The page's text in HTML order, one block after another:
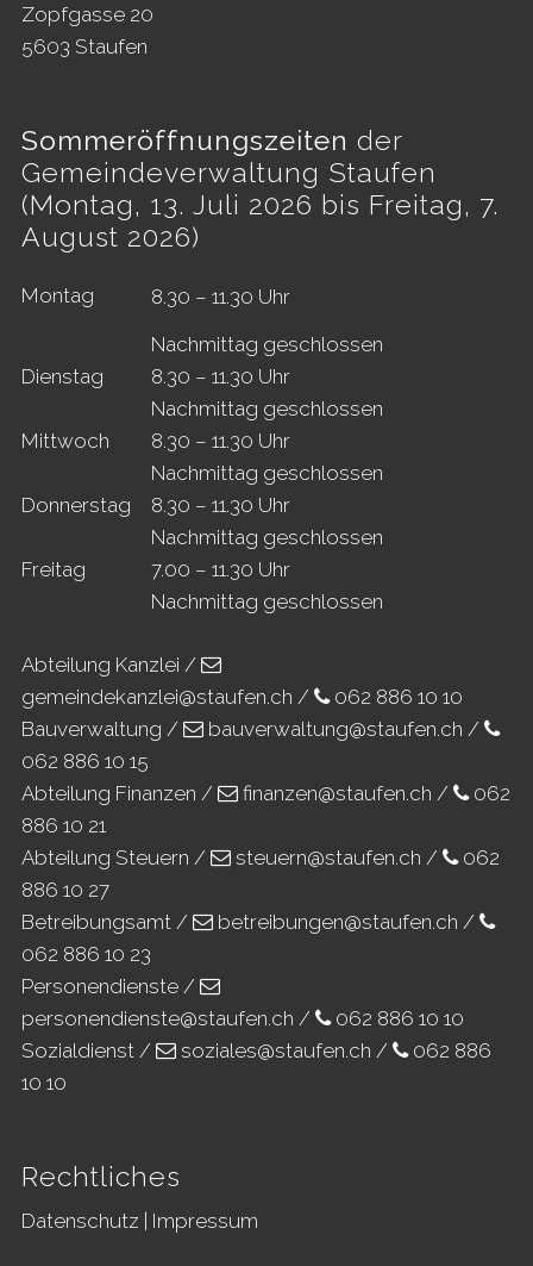
Zopfgasse 20
5603 Staufen
Sommeröffnungszeiten der
Gemeindeverwaltung Staufen
(Montag, 13. Juli 2026 bis Freitag, 7.
August 2026)
Montag
8.30 – 11.30 Uhr
Nachmittag geschlossen
Dienstag
8.30 – 11.30 Uhr
Nachmittag geschlossen
Mittwoch
8.30 – 11.30 Uhr
Nachmittag geschlossen
Donnerstag
8.30 – 11.30 Uhr
Nachmittag geschlossen
Freitag
7.00 – 11.30 Uhr
Nachmittag geschlossen
Abteilung Kanzlei /
gemeindekanzlei@staufen.ch /
062 886 10 10
Bauverwaltung /
bauverwaltung@staufen.ch /
062 886 10 15
Abteilung Finanzen /
finanzen@staufen.ch /
062
886 10 21
Abteilung Steuern /
steuern@staufen.ch /
062
886 10 27
Betreibungsamt /
betreibungen@staufen.ch /
062 886 10 23
Personendienste /
personendienste@staufen.ch /
062 886 10 10
Sozialdienst /
soziales@staufen.ch /
062 886
10 10
Rechtliches
Datenschutz Impressum